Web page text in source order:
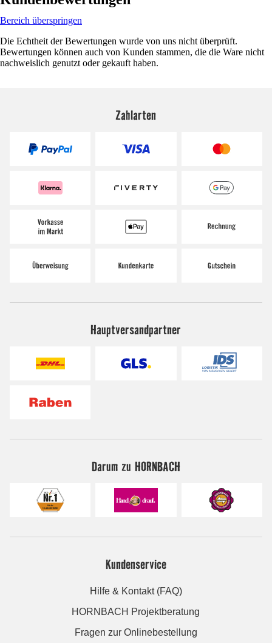
Bereich überspringen
Die Echtheit der Bewertungen wurde von uns nicht überprüft.
Bewertungen können auch von Kunden stammen, die die Ware nicht
nachweislich genutzt oder gekauft haben.
Zahlarten
Hauptversandpartner
Darum zu HORNBACH
Kundenservice
Hilfe & Kontakt (FAQ)
HORNBACH Projektberatung
Fragen zur Onlinebestellung